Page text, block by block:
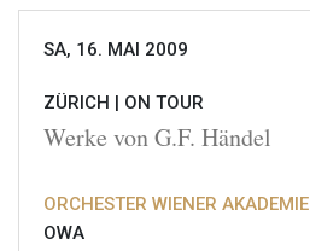
SA, 16. MAI 2009
ZÜRICH | ON TOUR
Werke von G.F. Händel
ORCHESTER WIENER AKADEMIE
OWA